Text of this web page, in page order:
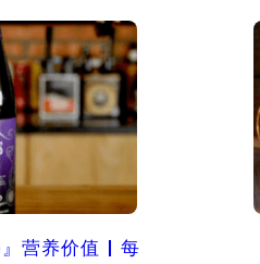
营养价值 | 每